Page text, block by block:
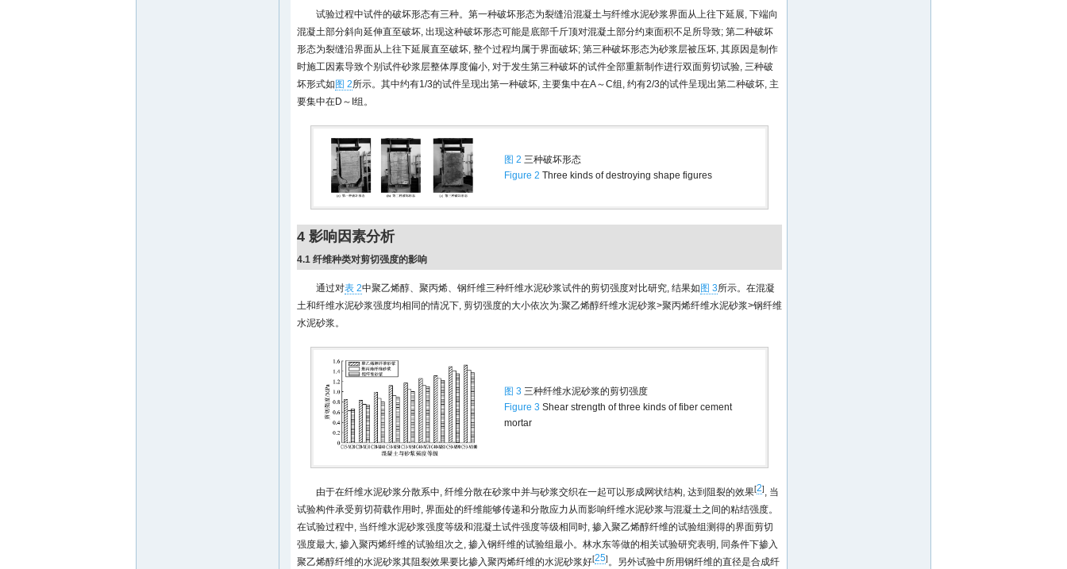
试验过程中试件的破坏形态有三种。第一种破坏形态为裂缝沿混凝土与纤维水泥砂浆界面从上往下延展, 下端向
混凝土部分斜向延伸直至破坏, 出现这种破坏形态可能是底部千斤顶对混凝土部分约束面积不足所导致; 第二种破坏
形态为裂缝沿界面从上往下延展直至破坏, 整个过程均属于界面破坏; 第三种破坏形态为砂浆层被压坏, 其原因是制作
时施工因素导致个别试件砂浆层整体厚度偏小, 对于发生第三种破坏的试件全部重新制作进行双面剪切试验, 三种破
坏形式如 图 2所示。其中约有1/3的试件呈现出第一种破坏, 主要集中在A～C组, 约有2/3的试件呈现出第二种破坏, 主
要集中在D～I组。
图 2 三种破坏形态
Figure 2 Three kinds of destroying shape figures
4 影响因素分析
4.1 纤维种类对剪切强度的影响
通过对表 2中聚乙烯醇、聚丙烯、钢纤维三种纤维水泥砂浆试件的剪切强度对比研究, 结果如 图 3所示。在混凝
土和纤维水泥砂浆强度均相同的情况下, 剪切强度的大小依次为:聚乙烯醇纤维水泥砂浆>聚丙烯纤维水泥砂浆>钢纤维
水泥砂浆。
图 3 三种纤维水泥砂浆的剪切强度
Figure 3 Shear strength of three kinds of fiber cement
mortar
由于在纤维水泥砂浆分散系中, 纤维分散在砂浆中并与砂浆交织在一起可以形成网状结构, 达到阻裂的效果[2], 当
试验构件承受剪切荷载作用时, 界面处的纤维能够传递和分散应力从而影响纤维水泥砂浆与混凝土之间的粘结强度。
在试验过程中, 当纤维水泥砂浆强度等级和混凝土试件强度等级相同时, 掺入聚乙烯醇纤维的试验组测得的界面剪切
强度最大, 掺入聚丙烯纤维的试验组次之, 掺入钢纤维的试验组最小。林水东等做的相关试验研究表明, 同条件下掺入
聚乙烯醇纤维的水泥砂浆其阻裂效果要比掺入聚丙烯纤维的水泥砂浆好[25]。另外试验中所用钢纤维的直径是合成纤